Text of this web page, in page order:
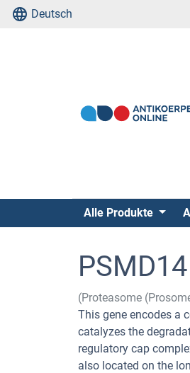
Deutsch
Alle Produkte
(Proteasome
This gene encodes a
catalyzes the
regulatory cap
also located on the